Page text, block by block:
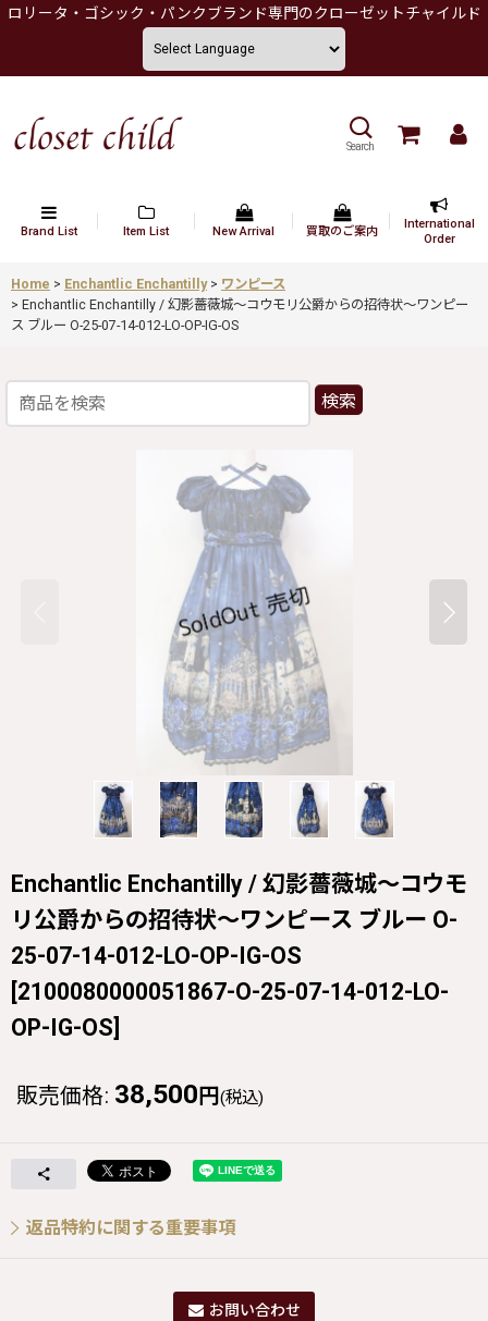
ロリータ・ゴシック・パンクブランド専門のクローゼットチャイルド
Search
Brand List Item List New Arrival 買取のご案内
International
Order
Home > Enchantlic Enchantilly > ワンピース
> Enchantlic Enchantilly / 幻影薔薇城〜コウモリ公爵からの招待状〜ワンピー
ス ブルー O-25-07-14-012-LO-OP-IG-OS
検索
Enchantlic Enchantilly / 幻影薔薇城〜コウモ
リ公爵からの招待状〜ワンピース ブルー O-
25-07-14-012-LO-OP-IG-OS
[2100080000051867-O-25-07-14-012-LO-
OP-IG-OS]
販売価格: 38,500 円 (税込)
返品特約に関する重要事項
お問い合わせ